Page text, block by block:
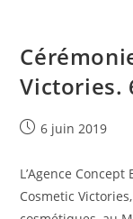
Victories.
Publication
6 juin 2019
L’Agence
Cosmetic